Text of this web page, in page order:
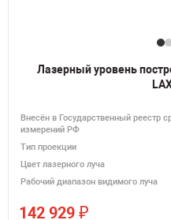
Лазерный уровень
Внесён в Государственный реестр
измерений РФ
Тип проекции
Цвет лазерного луча
Рабочий диапазон видимого луча
142 929 ₽